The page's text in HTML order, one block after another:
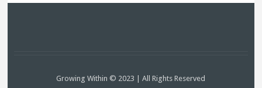
Growing Within © 2023 | All Rights Reserved